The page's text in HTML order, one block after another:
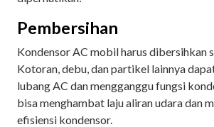
Pembersihan
Kondensor AC mobil harus dibersihkan
Kotoran, debu, dan partikel lainnya
lubang AC dan mengganggu fungsi
bisa menghambat laju aliran udara dan
efisiensi kondensor.